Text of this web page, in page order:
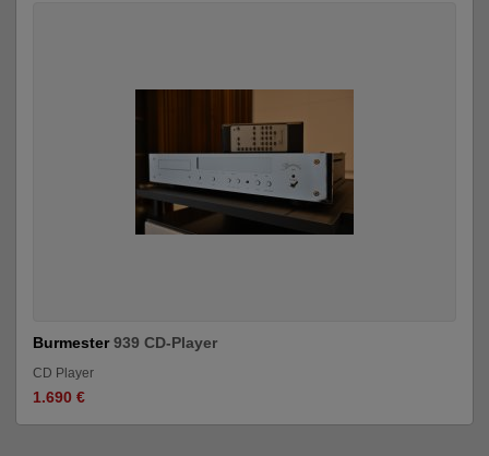
Burmester939 CD-Player
CD Player
1.690 €